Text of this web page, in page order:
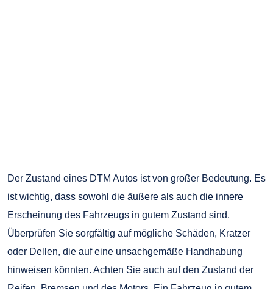
Der Zustand eines DTM Autos ist von großer Bedeutung. Es
ist wichtig, dass sowohl die äußere als auch die innere
Erscheinung des Fahrzeugs in gutem Zustand sind.
Überprüfen Sie sorgfältig auf mögliche Schäden, Kratzer
oder Dellen, die auf eine unsachgemäße Handhabung
hinweisen könnten. Achten Sie auch auf den Zustand der